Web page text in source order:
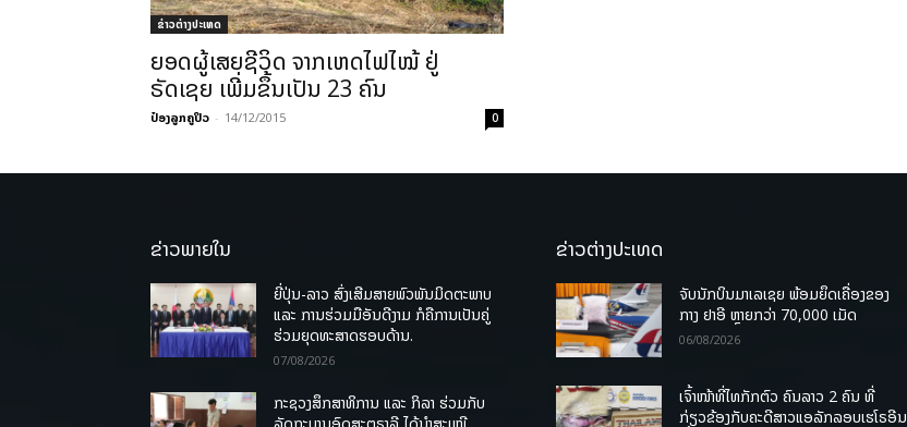
ຂ່າວຕ່າງປະເທດ
ຍອດຜູ້ເສຍຊີວິດ ຈາກເຫດໄຟໄໝ້ ຢູ່
ຣັດເຊຍ ເພີ່ມຂຶ້ນເປັນ 23 ຄົນ
ປ໋ອງລູກຄູປິວ - 14/12/2015 0
ຂ່າວພາຍໃນ
ຍີ່ປຸ່ນ-ລາວ ສົ່ງເສີມສາຍພົວພັນມິດຕະພາບ
ແລະ ການຮ່ວມມືອັນດີງາມ ກໍຄືການເປັນຄູ່
ຮ່ວມຍຸດທະສາດຮອບດ້ານ.
07/08/2026
ກະຊວງສຶກສາທິການ ແລະ ກິລາ ຮ່ວມກັບ
ຂ່າວຕ່າງປະເທດ
ຈັບນັກບິນມາເລເຊຍ ພ້ອມຍຶດເຄື່ອງຂອງ
ກາງ ຢາອີ ຫຼາຍກວ່າ 70,000 ເມັດ
06/08/2026
ເຈົ້າໜ້າທີ່ໄທກັກຕົວ ຄົນລາວ 2 ຄົນ ທີ່
ກ່ຽວຂ້ອງກັບຄະດີສາວແອລັກລອບເຮໂຣອີນ